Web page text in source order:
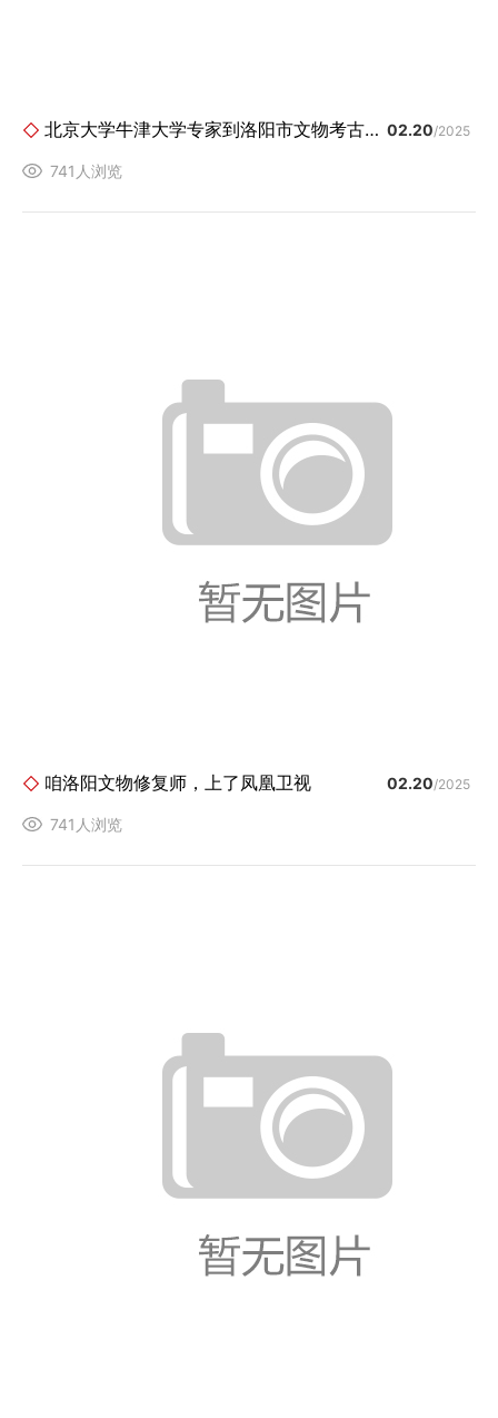
北京大学牛津大学专家到洛阳市文物考古研究院保护修复中心指导工作
741人浏览
02.20/2025
咱洛阳文物修复师，上了凤凰卫视
741人浏览
02.20/2025